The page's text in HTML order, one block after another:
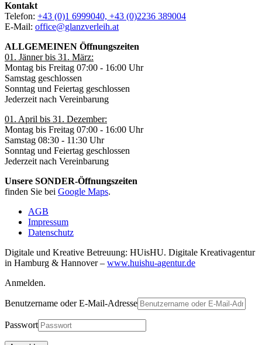
Kontakt
Telefon: +43 (0)1 6999040, +43 (0)2236 389004
E-Mail: office@glanzverleih.at
ALLGEMEINEN Öffnungszeiten
01. Jänner bis 31. März:
Montag bis Freitag 07:00 - 16:00 Uhr
Samstag geschlossen
Sonntag und Feiertag geschlossen
Jederzeit nach Vereinbarung
01. April bis 31. Dezember:
Montag bis Freitag 07:00 - 16:00 Uhr
Samstag 08:30 - 11:30 Uhr
Sonntag und Feiertag geschlossen
Jederzeit nach Vereinbarung
Unsere SONDER-Öffnungszeiten
finden Sie bei Google Maps.
AGB
Impressum
Datenschutz
Digitale und Kreative Betreuung: HUisHU. Digitale Kreativagentur
in Hamburg & Hannover – www.huishu-agentur.de
Anmelden.
Benutzername oder E-Mail-Adresse
Passwort